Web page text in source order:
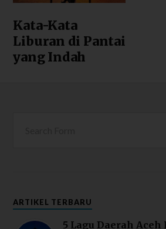
Kata-Kata
Liburan di Pantai
yang Indah
ARTIKEL TERBARU
5 Lagu Daerah